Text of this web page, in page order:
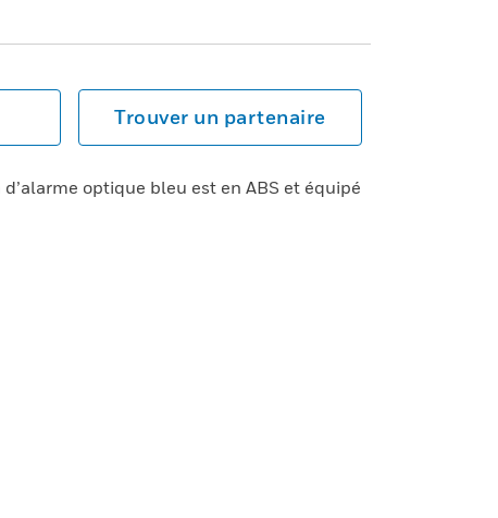
Trouver un partenaire
optique bleu est en ABS et équipé